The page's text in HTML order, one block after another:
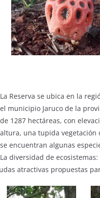
La Reserva se ubica en la
el municipio Jaruco de la
de 1287 hectáreas, con
altura, una tupida vegetación
se encuentran algunas
La diversidad de
atractivas propuestas